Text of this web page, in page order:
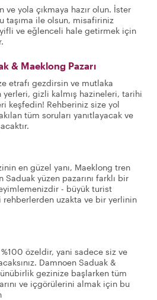
ve yola çıkmaya hazır olun. İster
taşıma ile olsun, misafiriniz
ve eğlenceli hale getirmek için
& Maeklong Pazarı
etrafı gezdirsin ve mutlaka
gizli kalmış hazineleri, tarihi
keşfedin! Rehberiniz size yol
tüm soruları yanıtlayacak ve
en güzel yanı, Maeklong tren
Saduak yüzen pazarını farklı bir
- büyük turist
rehberlerden uzakta ve bir yerlinin
özeldir, yani sadece siz ve
Damnoen Saduak &
gezinize başlarken tüm
ve içgörülerini almak için bu